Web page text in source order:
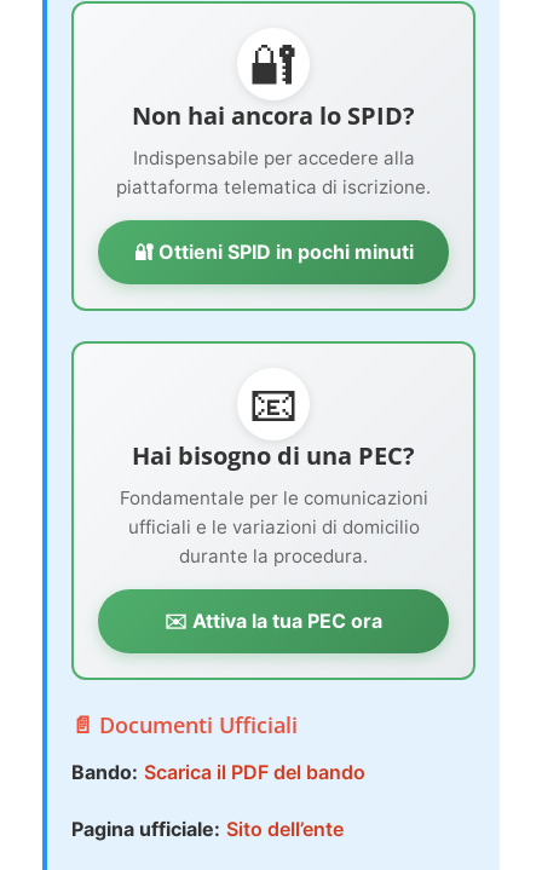
🔐
Non hai ancora lo SPID?
Indispensabile per accedere alla
piattaforma telematica di iscrizione.
🔐 Ottieni SPID in pochi minuti
📧
Hai bisogno di una PEC?
Fondamentale per le comunicazioni
ufficiali e le variazioni di domicilio
durante la procedura.
✉️ Attiva la tua PEC ora
📄 Documenti Ufficiali
Bando: Scarica il PDF del bando
Pagina ufficiale: Sito dell’ente